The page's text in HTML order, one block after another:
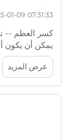
01-09 07:31:33
كسر العظم --
يمكن أن يكون
الطبيب في
كسر أكثر من
MEDICAL...
عرض المزيد